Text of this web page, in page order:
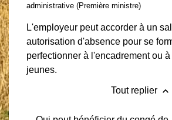
administrative (Première ministre)
L'employeur peut accorder à un
autorisation d'absence pour se
perfectionner à l'encadrement ou
jeunes.
Tout replier keyboard_arrow_up